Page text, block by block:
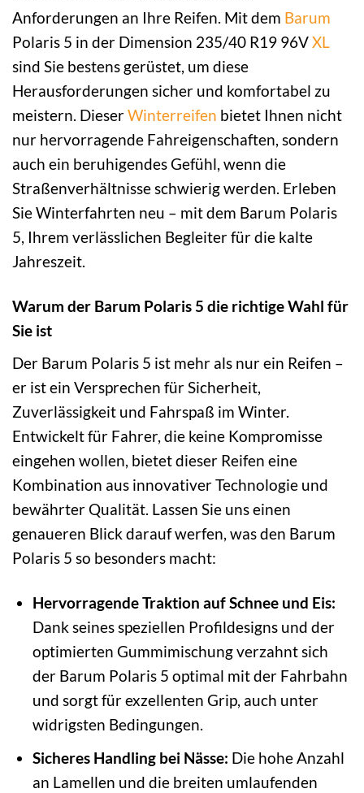
Anforderungen an Ihre Reifen. Mit dem Barum
Polaris 5 in der Dimension 235/40 R19 96VXL
sind Sie bestens gerüstet, um diese
Herausforderungen sicher und komfortabel zu
meistern. DieserWinterreifen bietet Ihnen nicht
nur hervorragende Fahreigenschaften, sondern
auch ein beruhigendes Gefühl, wenn die
Straßenverhältnisse schwierig werden. Erleben
Sie Winterfahrten neu – mit dem Barum Polaris
5, Ihrem verlässlichen Begleiter für die kalte
Jahreszeit.
Warum der Barum Polaris 5 die richtige Wahl für
Sie ist
Der Barum Polaris 5 ist mehr als nur ein Reifen –
er ist ein Versprechen für Sicherheit,
Zuverlässigkeit und Fahrspaß im Winter.
Entwickelt für Fahrer, die keine Kompromisse
eingehen wollen, bietet dieser Reifen eine
Kombination aus innovativer Technologie und
bewährter Qualität. Lassen Sie uns einen
genaueren Blick darauf werfen, was den Barum
Polaris 5 so besonders macht:
Hervorragende Traktion auf Schnee und Eis:
Dank seines speziellen Profildesigns und der
optimierten Gummimischung verzahnt sich
der Barum Polaris 5 optimal mit der Fahrbahn
und sorgt für exzellenten Grip, auch unter
widrigsten Bedingungen.
Sicheres Handling bei Nässe: Die hohe Anzahl
an Lamellen und die breiten umlaufenden